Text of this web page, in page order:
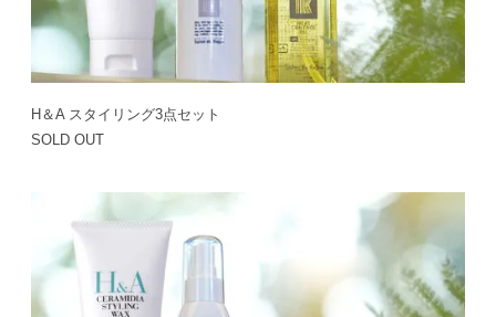
H＆A スタイリング3点セット
SOLD OUT